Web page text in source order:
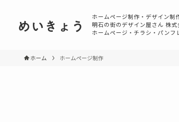
めいきょう
ホームページ制作・デザイン制
明石の街のデザイン屋さん 株式
ホームページ・チラシ・パンフ
ホーム ホームページ制作